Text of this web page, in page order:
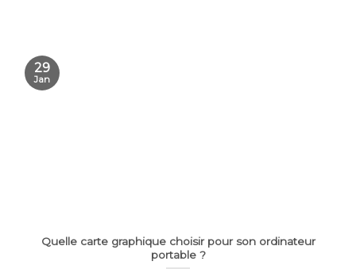
Quelle carte graphique choisir pour son ordinateur
portable ?
29
Jan